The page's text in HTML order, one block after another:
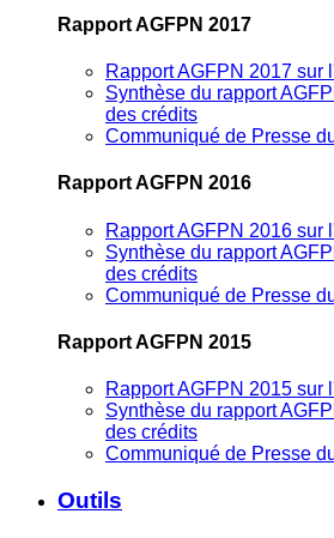
Rapport AGFPN 2017
Rapport AGFPN 2017 sur
Synthèse du rapport
des crédits
Communiqué de Presse
Rapport AGFPN 2016
Rapport AGFPN 2016 sur
Synthèse du rapport
des crédits
Communiqué de Presse
Rapport AGFPN 2015
Rapport AGFPN 2015 sur
Synthèse du rapport
des crédits
Communiqué de Presse
Outils